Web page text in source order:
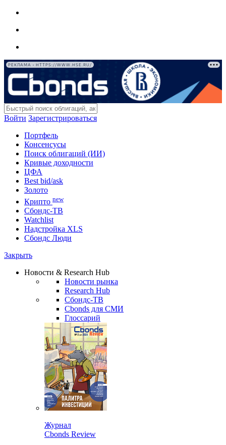
РЕКЛАМА • HTTPS://WWW.HSE.RU/
Войти Зарегистрироваться
Портфель
Консенсусы
Поиск облигаций (ИИ)
Кривые доходности
ЦФА
Best bid/ask
Золото
Крипто new
Сбондс-ТВ
Watchlist
Надстройка XLS
Сбондс Люди
Закрыть
Новости & Research Hub
Новости рынка
Research Hub
Сбондс-ТВ
Cbonds для СМИ
Глоссарий
Журнал
Cbonds Review